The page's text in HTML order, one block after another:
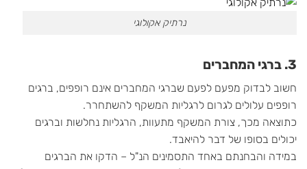
נרתיק אקולוגי
3. ברגי המחברים
חשוב לבדוק מפעם לפעם שברגי המחברים אינם רופפים, ברגים
רופפים עלולים לגרום לרגליות המשקף להשתחרר.
כתוצאה מכך, צורת המשקף מתעוות, הרגליות נחלשות וברגים
יכולים בסופו של דבר להיאבד.
במידה והבחנתם באחד התסמינים הנ"ל – הדקו את הברגים